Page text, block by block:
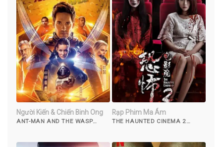
Người Kiến & Chiến Binh Ong
ANT-MAN AND THE WASP
Rạp Phim Ma Ám
THE HAUNTED CINEMA 2